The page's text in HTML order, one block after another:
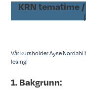
KRN tematime
Vår kursholder Ayse
lesing!
1. Bakgrunn: